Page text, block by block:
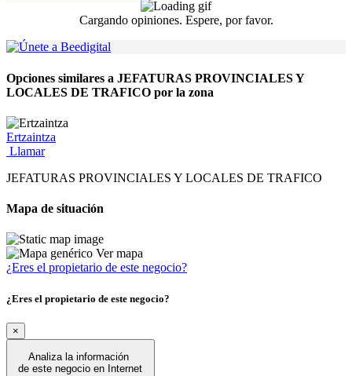
Cargando opiniones. Espere, por favor.
Opciones similares a JEFATURAS PROVINCIALES Y
LOCALES DE TRAFICO por la zona
Ertzaintza
Llamar
JEFATURAS PROVINCIALES Y LOCALES DE TRAFICO
Mapa de situación
Ver mapa
¿Eres el propietario de este negocio?
¿Eres el propietario de este negocio?
×
Analiza la información
de este negocio en Internet